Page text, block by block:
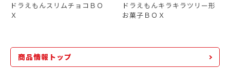
ドラえもんスリムチョコＢＯ
Ｘ
ドラえもんキラキラツリー形
お菓子ＢＯＸ
商品情報トップ